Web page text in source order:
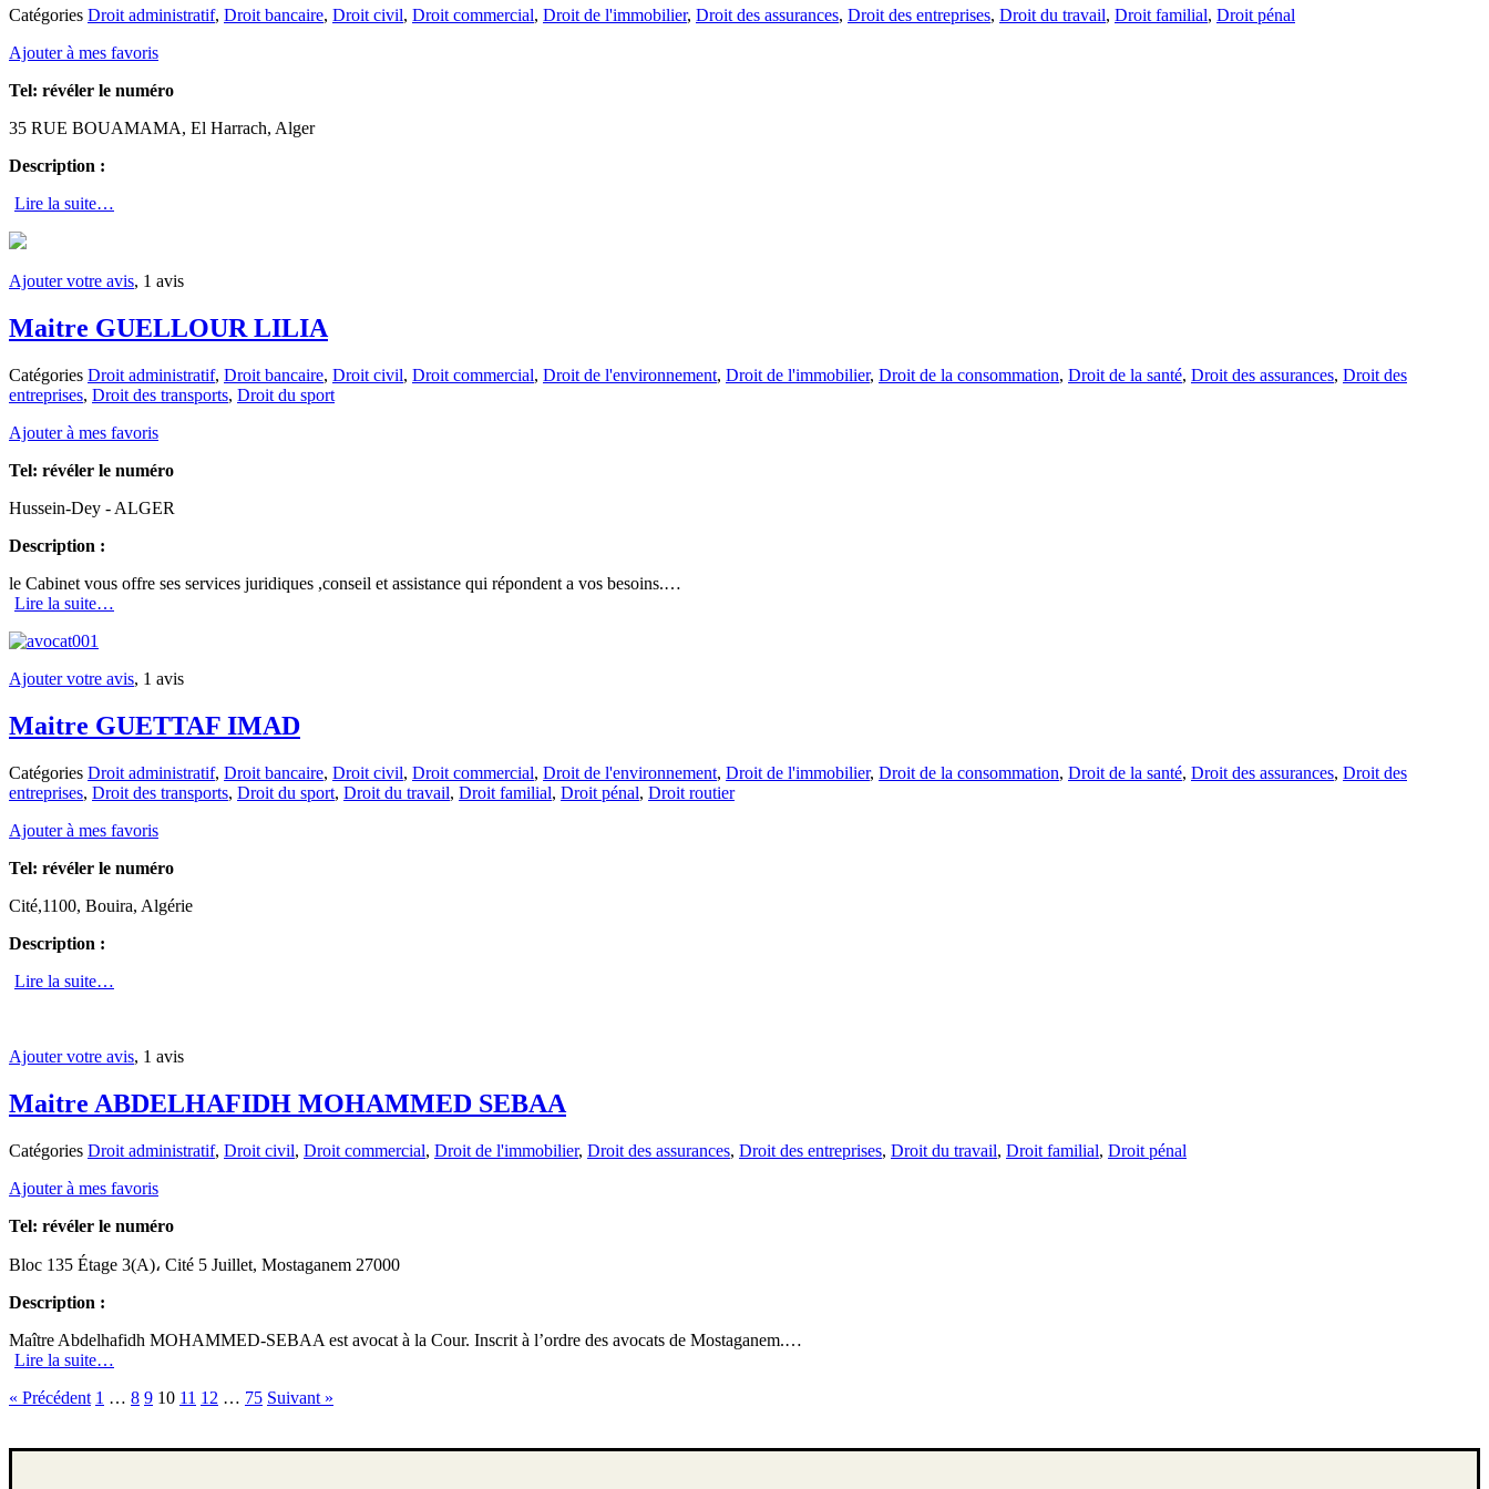
Catégories Droit administratif, Droit bancaire, Droit civil, Droit commercial, Droit de l'immobilier, Droit des assurances, Droit des entreprises, Droit du travail, Droit familial, Droit pénal
Ajouter à mes favoris
Tel: révéler le numéro
35 RUE BOUAMAMA, El Harrach, Alger
Description :
Lire la suite…
Ajouter votre avis, 1 avis
Maitre GUELLOUR LILIA
Catégories Droit administratif, Droit bancaire, Droit civil, Droit commercial, Droit de l'environnement, Droit de l'immobilier, Droit de la consommation, Droit de la santé, Droit des assurances, Droit des
entreprises, Droit des transports, Droit du sport
Ajouter à mes favoris
Tel: révéler le numéro
Hussein-Dey - ALGER
Description :
le Cabinet vous offre ses services juridiques ,conseil et assistance qui répondent a vos besoins.…
Lire la suite…
Ajouter votre avis, 1 avis
Maitre GUETTAF IMAD
Catégories Droit administratif, Droit bancaire, Droit civil, Droit commercial, Droit de l'environnement, Droit de l'immobilier, Droit de la consommation, Droit de la santé, Droit des assurances, Droit des
entreprises, Droit des transports, Droit du sport, Droit du travail, Droit familial, Droit pénal, Droit routier
Ajouter à mes favoris
Tel: révéler le numéro
Cité,1100, Bouira, Algérie
Description :
Lire la suite…
Ajouter votre avis, 1 avis
Maitre ABDELHAFIDH MOHAMMED SEBAA
Catégories Droit administratif, Droit civil, Droit commercial, Droit de l'immobilier, Droit des assurances, Droit des entreprises, Droit du travail, Droit familial, Droit pénal
Ajouter à mes favoris
Tel: révéler le numéro
Bloc 135 Étage 3(A)، Cité 5 Juillet, Mostaganem 27000
Description :
Maître Abdelhafidh MOHAMMED-SEBAA est avocat à la Cour. Inscrit à l’ordre des avocats de Mostaganem.…
Lire la suite…
« Précédent 1 … 8 9 10 11 12 … 75 Suivant »